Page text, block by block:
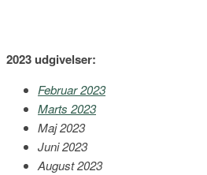
2023 udgivelser:
Februar 2023
Marts 2023
Maj 2023
Juni 2023
August 2023